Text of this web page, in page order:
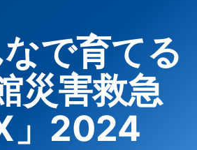
なで育てる
災害救急
」2024